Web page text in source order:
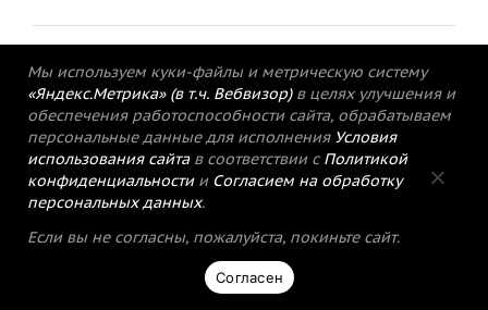
© 2015-2021 Редакция газеты «Кимрский
вестник».
Политика конфиденциальности
Мы используем куки-файлы и метрическую систему
«Яндекс.Метрика» (в т.ч. Вебвизор) в целях улучшения и
обеспечения работоспособности сайта, обрабатываем
персональные данные для исполнения Условия
использования сайтав соответствии с Политикой
конфиденциальностии Согласием на обработку
персональных данных.
Если вы не согласны, пожалуйста, покиньте сайт.
Согласен